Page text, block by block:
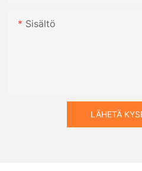
Sisältö
LÄHETÄ